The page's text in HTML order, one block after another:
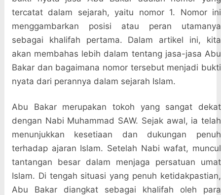
tercatat dalam sejarah, yaitu nomor 1. Nomor ini
menggambarkan posisi atau peran utamanya
sebagai khalifah pertama. Dalam artikel ini, kita
akan membahas lebih dalam tentang jasa-jasa Abu
Bakar dan bagaimana nomor tersebut menjadi bukti
nyata dari perannya dalam sejarah Islam.
Abu Bakar merupakan tokoh yang sangat dekat
dengan Nabi Muhammad SAW. Sejak awal, ia telah
menunjukkan kesetiaan dan dukungan penuh
terhadap ajaran Islam. Setelah Nabi wafat, muncul
tantangan besar dalam menjaga persatuan umat
Islam. Di tengah situasi yang penuh ketidakpastian,
Abu Bakar diangkat sebagai khalifah oleh para